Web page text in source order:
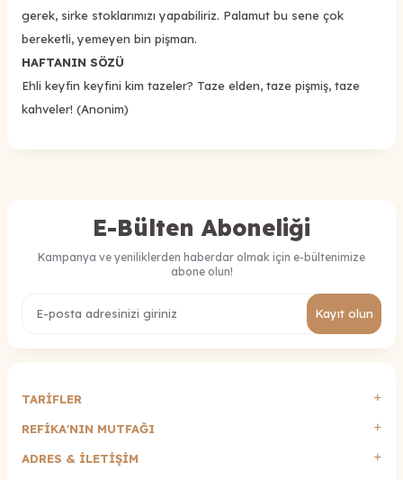
gerek, sirke stoklarımızı yapabiliriz. Palamut bu sene çok
bereketli, yemeyen bin pişman.
HAFTANIN SÖZÜ
Ehli keyfin keyfini kim tazeler? Taze elden, taze pişmiş, taze
kahveler! (Anonim)
E-Bülten Aboneliği
Kampanya ve yeniliklerden haberdar olmak için e-bültenimize
abone olun!
Kayıt olun
TARİFLER
REFİKA'NIN MUTFAĞI
ADRES & İLETIŞIM